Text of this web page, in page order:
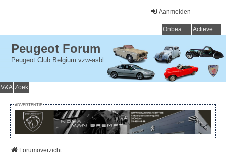
Aanmelden
Onbeantwoorde onderwerpen Actieve onderwerpen
Peugeot Forum
Peugeot Club Belgium vzw-asbl
V&A Zoek
ADVERTENTIE
Forumoverzicht